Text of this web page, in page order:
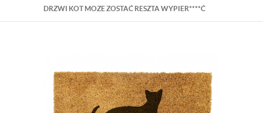
DRZWI KOT MOZE ZOSTAĆ RESZTA WYPIER****Ć